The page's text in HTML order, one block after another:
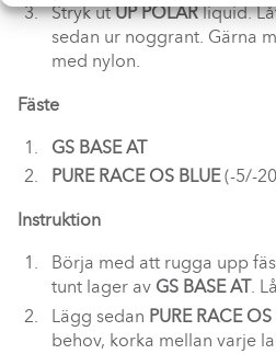
Stryk utUP POLARliquid.
sedan ur noggrant. Gärna
med nylon.
Fäste
GS BASE AT
PURE RACE OS BLUE(-5/-
Instruktion
Börja med att rugga upp
tunt lager av GS BASE AT.
Lägg sedan PURE RACE
behov, korka mellan varje